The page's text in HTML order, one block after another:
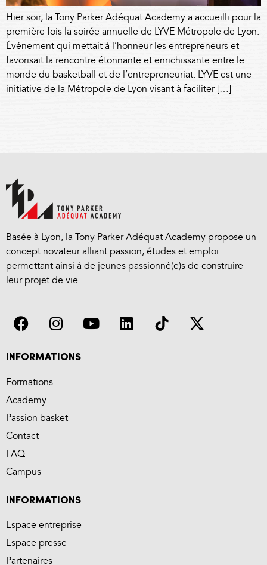
Hier soir, la Tony Parker Adéquat Academy a accueilli pour la
première fois la soirée annuelle de LYVE Métropole de Lyon.
Événement qui mettait à l’honneur les entrepreneurs et
favorisait la rencontre étonnante et enrichissante entre le
monde du basketball et de l’entrepreneuriat. LYVE est une
initiative de la Métropole de Lyon visant à faciliter […]
Basée à Lyon, la Tony Parker Adéquat Academy propose un
concept novateur alliant passion, études et emploi
permettant ainsi à de jeunes passionné(e)s de construire
leur projet de vie.
INFORMATIONS
Formations
Academy
Passion basket
Contact
FAQ
Campus
INFORMATIONS
Espace entreprise
Espace presse
Partenaires